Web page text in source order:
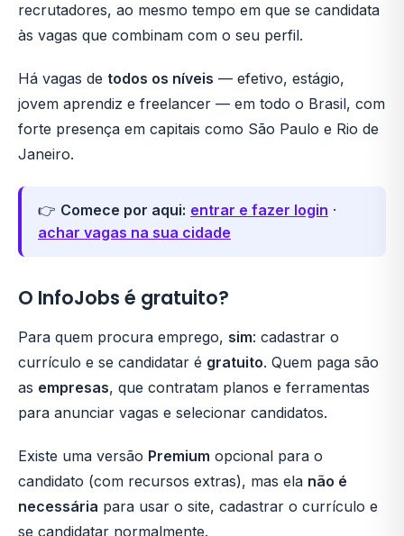
recrutadores, ao mesmo tempo em que se candidata
às vagas que combinam com o seu perfil.
Há vagas de todos os níveis — efetivo, estágio,
jovem aprendiz e freelancer — em todo o Brasil, com
forte presença em capitais como São Paulo e Rio de
Janeiro.
👉 Comece por aqui: entrar e fazer login ·
achar vagas na sua cidade
O InfoJobs é gratuito?
Para quem procura emprego, sim: cadastrar o
currículo e se candidatar é gratuito. Quem paga são
as empresas, que contratam planos e ferramentas
para anunciar vagas e selecionar candidatos.
Existe uma versão Premium opcional para o
candidato (com recursos extras), mas ela não é
necessária para usar o site, cadastrar o currículo e
se candidatar normalmente.